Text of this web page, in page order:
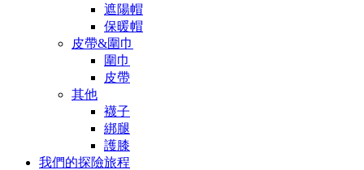
遮陽帽
保暖帽
皮帶&圍巾
圍巾
皮帶
其他
襪子
綁腿
護膝
我們的探險旅程